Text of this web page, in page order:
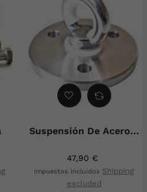
Suspensión De Acero...
47,90 €
Impuestos incluidos Shipping
excluded